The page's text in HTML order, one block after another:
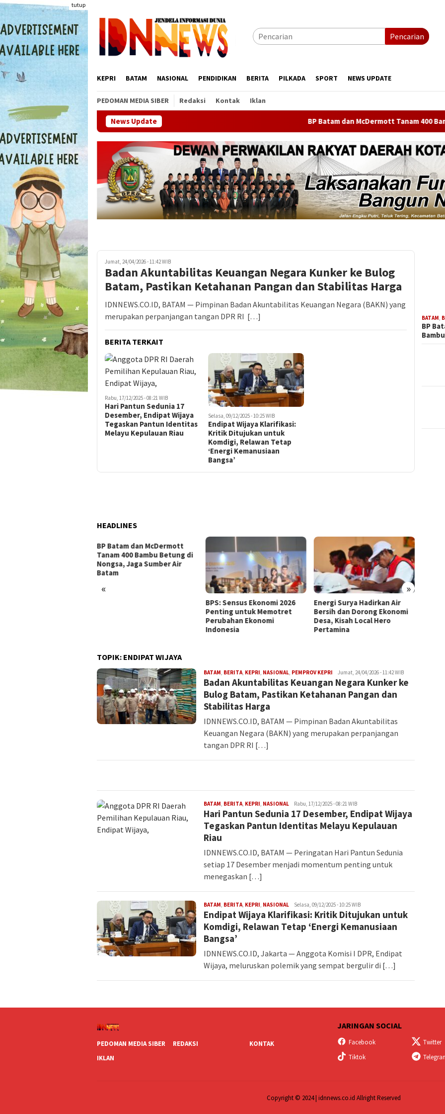
Loncat
ke
konten
tutup
Pencarian
KEPRI BATAM NASIONAL PENDIDIKAN BERITA PILKADA SPORT NEWS UPDATE
PEDOMAN MEDIA SIBER Redaksi Kontak Iklan
News Update BP Batam dan McDermott Tanam 400 Bambu
Jumat, 24/04/2026 - 11:42 WIB
Badan Akuntabilitas Keuangan Negara Kunker ke Bulog
Batam, Pastikan Ketahanan Pangan dan Stabilitas Harga
IDNNEWS.CO.ID, BATAM — Pimpinan Badan Akuntabilitas Keuangan Negara (BAKN) yang
merupakan perpanjangan tangan DPR RI […]
BERITA TERKAIT
Rabu, 17/12/2025 - 08:21 WIB
Hari Pantun Sedunia 17
Desember, Endipat Wijaya
Tegaskan Pantun Identitas
Melayu Kepulauan Riau
Selasa, 09/12/2025 - 10:25 WIB
Endipat Wijaya Klarifikasi:
Kritik Ditujukan untuk
Komdigi, Relawan Tetap
‘Energi Kemanusiaan
Bangsa’
HEADLINES
« »
Energi Surya Hadirkan Air
Bersih dan Dorong Ekonomi
Desa, Kisah Local Hero
Pertamina
Koarmada RI Gagalkan
Penyelundupan 1,3 Ton
Ketamine dari Kapal
Tanzania
TOPIK: ENDIPAT WIJAYA
BATAM, BERITA, KEPRI, NASIONAL, PEMPROV KEPRI Iman
Jumat, 24/04/2026 - 11:42 WIB
Badan Akuntabilitas Keuangan Negara Kunker ke
Bulog Batam, Pastikan Ketahanan Pangan dan
Stabilitas Harga
IDNNEWS.CO.ID, BATAM — Pimpinan Badan Akuntabilitas
Keuangan Negara (BAKN) yang merupakan perpanjangan
tangan DPR RI […]
BATAM, BERITA, KEPRI, NASIONALImanRabu, 17/12/2025 - 08:21 WIB
Hari Pantun Sedunia 17 Desember, Endipat Wijaya
Tegaskan Pantun Identitas Melayu Kepulauan
Riau
IDNNEWS.CO.ID, BATAM — Peringatan Hari Pantun Sedunia
setiap 17 Desember menjadi momentum penting untuk
menegaskan […]
BATAM, BERITA, KEPRI, NASIONALImanSelasa, 09/12/2025 - 10:25 WIB
Endipat Wijaya Klarifikasi: Kritik Ditujukan untuk
Komdigi, Relawan Tetap ‘Energi Kemanusiaan
Bangsa’
IDNNEWS.CO.ID, Jakarta — Anggota Komisi I DPR, Endipat
Wijaya, meluruskan polemik yang sempat bergulir di […]
BATAM,
BP
PEDOMAN MEDIA SIBER REDAKSI
KONTAK
IKLAN
JARINGAN SOCIAL
Facebook Twitter
Tiktok
Copyright © 2024 | idnnews.co.id Allright Reserved